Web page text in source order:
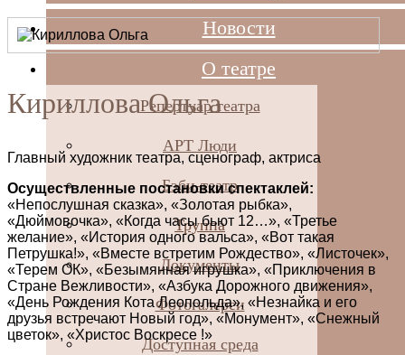
Новости
О театре
Репертуар театра
АРТ Люди
Бэби-театр
Труппа
Документы
Фотогалереи
Доступная среда
Кириллова Ольга
Главный художник театра, сценограф, актриса
Осуществленные постановки спектаклей:
«Непослушная сказка», «Золотая рыбка»,
«Дюймовочка», «Когда часы бьют 12…», «Третье
желание», «История одного вальса», «Вот такая
Петрушка!», «Вместе встретим Рождество», «Листочек»,
«Терем ОК», «Безымянная игрушка», «Приключения в
Стране Вежливости», «Азбука Дорожного движения»,
«День Рождения Кота Леопольда», «Незнайка и его
друзья встречают Новый год», «Монумент», «Снежный
цветок», «Христос Воскресе !»